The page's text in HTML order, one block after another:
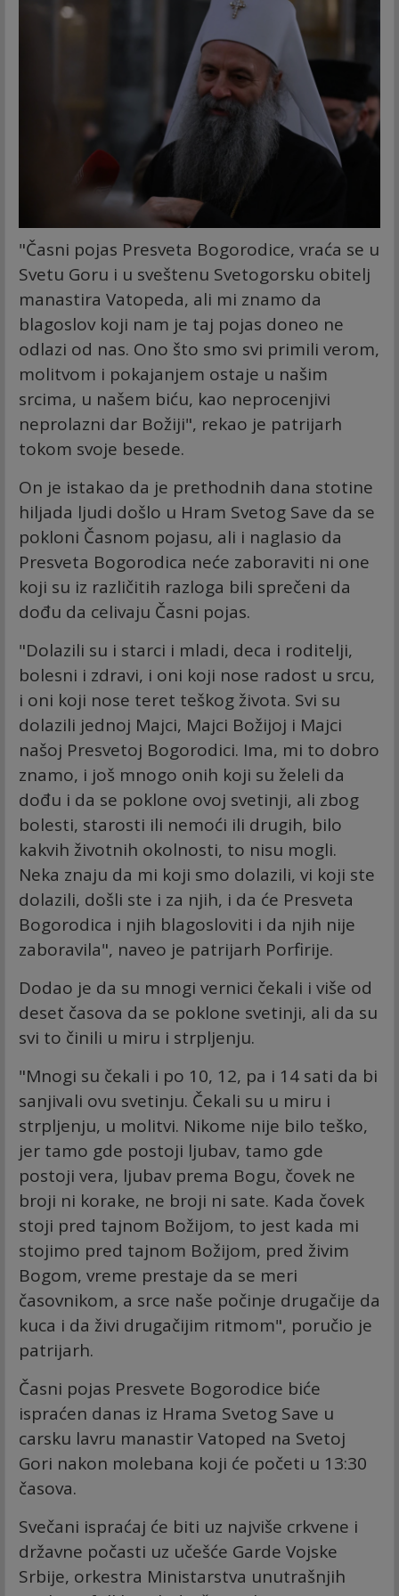
"Časni pojas Presveta Bogorodice, vraća se u
Svetu Goru i u sveštenu Svetogorsku obitelj
manastira Vatopeda, ali mi znamo da
blagoslov koji nam je taj pojas doneo ne
odlazi od nas. Ono što smo svi primili verom,
molitvom i pokajanjem ostaje u našim
srcima, u našem biću, kao neprocenjivi
neprolazni dar Božiji", rekao je patrijarh
tokom svoje besede.
On je istakao da je prethodnih dana stotine
hiljada ljudi došlo u Hram Svetog Save da se
pokloni Časnom pojasu, ali i naglasio da
Presveta Bogorodica neće zaboraviti ni one
koji su iz različitih razloga bili sprečeni da
dođu da celivaju Časni pojas.
"Dolazili su i starci i mladi, deca i roditelji,
bolesni i zdravi, i oni koji nose radost u srcu,
i oni koji nose teret teškog života. Svi su
dolazili jednoj Majci, Majci Božijoj i Majci
našoj Presvetoj Bogorodici. Ima, mi to dobro
znamo, i još mnogo onih koji su želeli da
dođu i da se poklone ovoj svetinji, ali zbog
bolesti, starosti ili nemoći ili drugih, bilo
kakvih životnih okolnosti, to nisu mogli.
Neka znaju da mi koji smo dolazili, vi koji ste
dolazili, došli ste i za njih, i da će Presveta
Bogorodica i njih blagosloviti i da njih nije
zaboravila", naveo je patrijarh Porfirije.
Dodao je da su mnogi vernici čekali i više od
deset časova da se poklone svetinji, ali da su
svi to činili u miru i strpljenju.
"Mnogi su čekali i po 10, 12, pa i 14 sati da bi
sanjivali ovu svetinju. Čekali su u miru i
strpljenju, u molitvi. Nikome nije bilo teško,
jer tamo gde postoji ljubav, tamo gde
postoji vera, ljubav prema Bogu, čovek ne
broji ni korake, ne broji ni sate. Kada čovek
stoji pred tajnom Božijom, to jest kada mi
stojimo pred tajnom Božijom, pred živim
Bogom, vreme prestaje da se meri
časovnikom, a srce naše počinje drugačije da
kuca i da živi drugačijim ritmom", poručio je
patrijarh.
Časni pojas Presvete Bogorodice biće
ispraćen danas iz Hrama Svetog Save u
carsku lavru manastir Vatoped na Svetoj
Gori nakon molebana koji će početi u 13:30
časova.
Svečani ispraćaj će biti uz najviše crkvene i
državne počasti uz učešće Garde Vojske
Srbije, orkestra Ministarstva unutrašnjih